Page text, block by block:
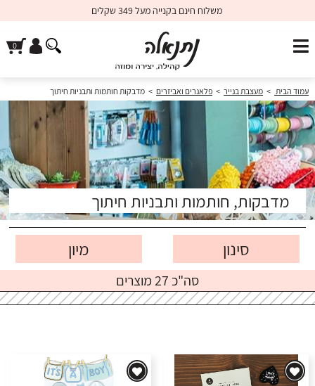
משלוח חינם בקנייה מעל 349 שקלים
עמוד הבית > מעצבת בנייר > פלאנרים ואביזרים > מדבקות חותמות ותבניות חיתוך
מדבקות, חותמות ותבניות חיתוך
סינון
סה"כ 27 מוצרים